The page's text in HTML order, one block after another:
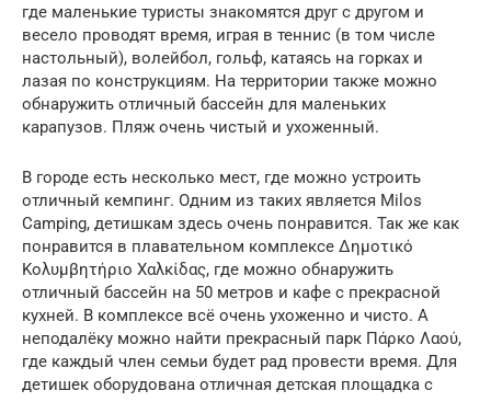
где маленькие туристы знакомятся друг с другом и
весело проводят время, играя в теннис (в том числе
настольный), волейбол, гольф, катаясь на горках и
лазая по конструкциям. На территории также можно
обнаружить отличный бассейн для маленьких
карапузов. Пляж очень чистый и ухоженный.
В городе есть несколько мест, где можно устроить
отличный кемпинг. Одним из таких является Milos
Camping, детишкам здесь очень понравится. Так же как
понравится в плавательном комплексе Δημοτικό
Κολυμβητήριο Χαλκίδας, где можно обнаружить
отличный бассейн на 50 метров и кафе с прекрасной
кухней. В комплексе всё очень ухоженно и чисто. А
неподалёку можно найти прекрасный парк Πάρκο Λαού,
где каждый член семьи будет рад провести время. Для
детишек оборудована отличная детская площадка с